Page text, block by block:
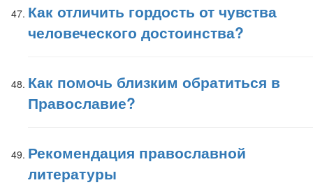
Как отличить гордость от чувства
человеческого достоинства?
Как помочь близким обратиться в
Православие?
Рекомендация православной
литературы